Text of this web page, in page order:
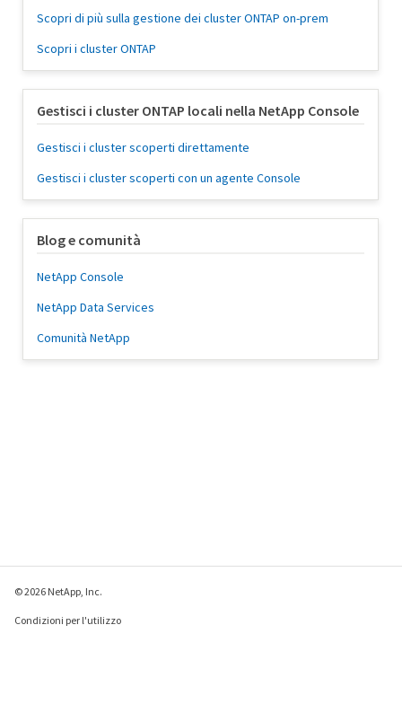
Scopri di più sulla gestione dei cluster ONTAP on-prem
Scopri i cluster ONTAP
Gestisci i cluster ONTAP locali nella NetApp Console
Gestisci i cluster scoperti direttamente
Gestisci i cluster scoperti con un agente Console
Blog e comunità
NetApp Console
NetApp Data Services
Comunità NetApp
© 2026 NetApp, Inc.
Condizioni per l'utilizzo